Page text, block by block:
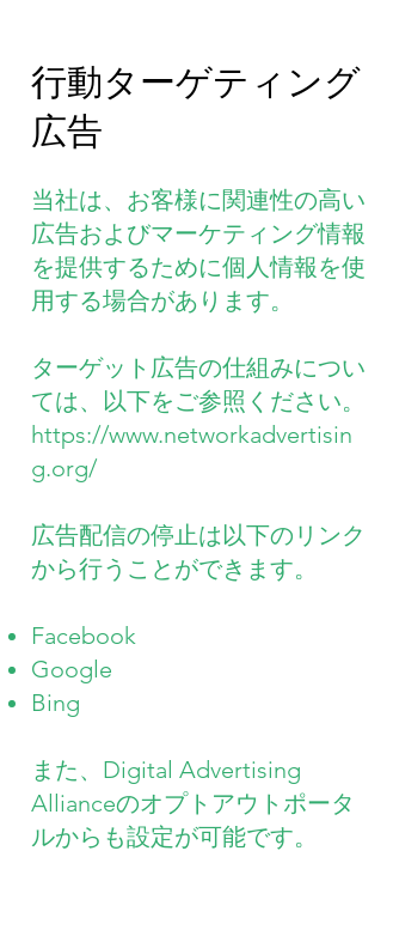
行動ターゲティング
広告
当社は、お客様に関連性の高い
広告およびマーケティング情報
を提供するために個人情報を使
用する場合があります。
ターゲット広告の仕組みについ
ては、以下をご参照ください。
https://www.networkadvertisin
g.org/
広告配信の停止は以下のリンク
から行うことができます。
Facebook
Google
Bing
また、Digital Advertising
Allianceのオプトアウトポータ
ルからも設定が可能です。